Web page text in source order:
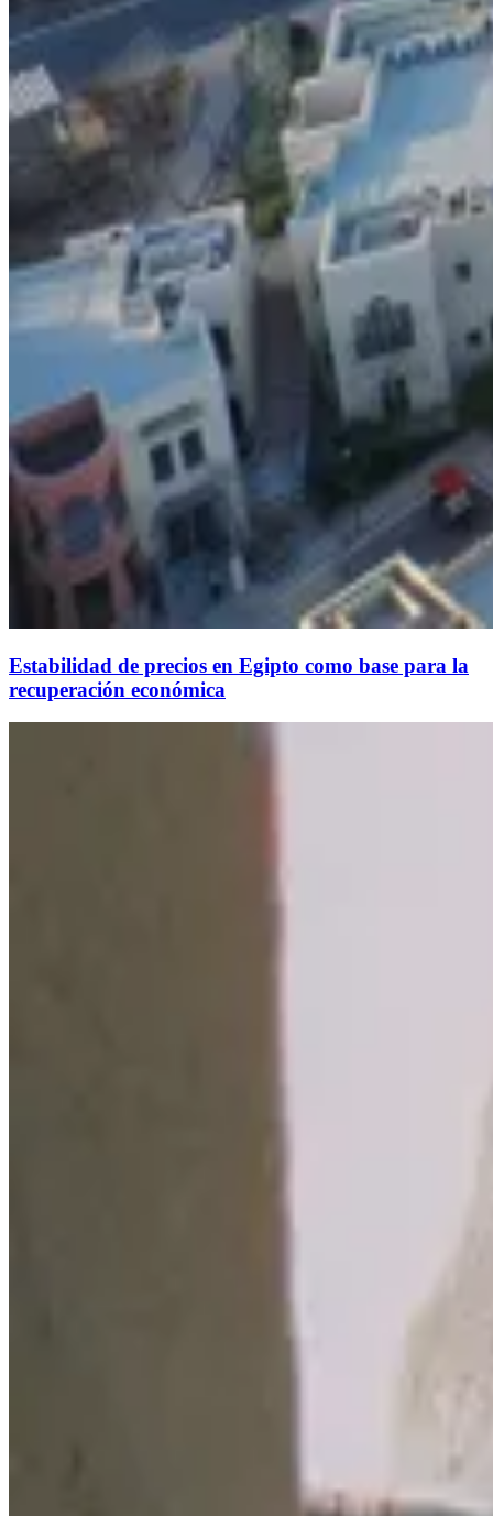
Estabilidad de precios en Egipto como base para la
recuperación económica